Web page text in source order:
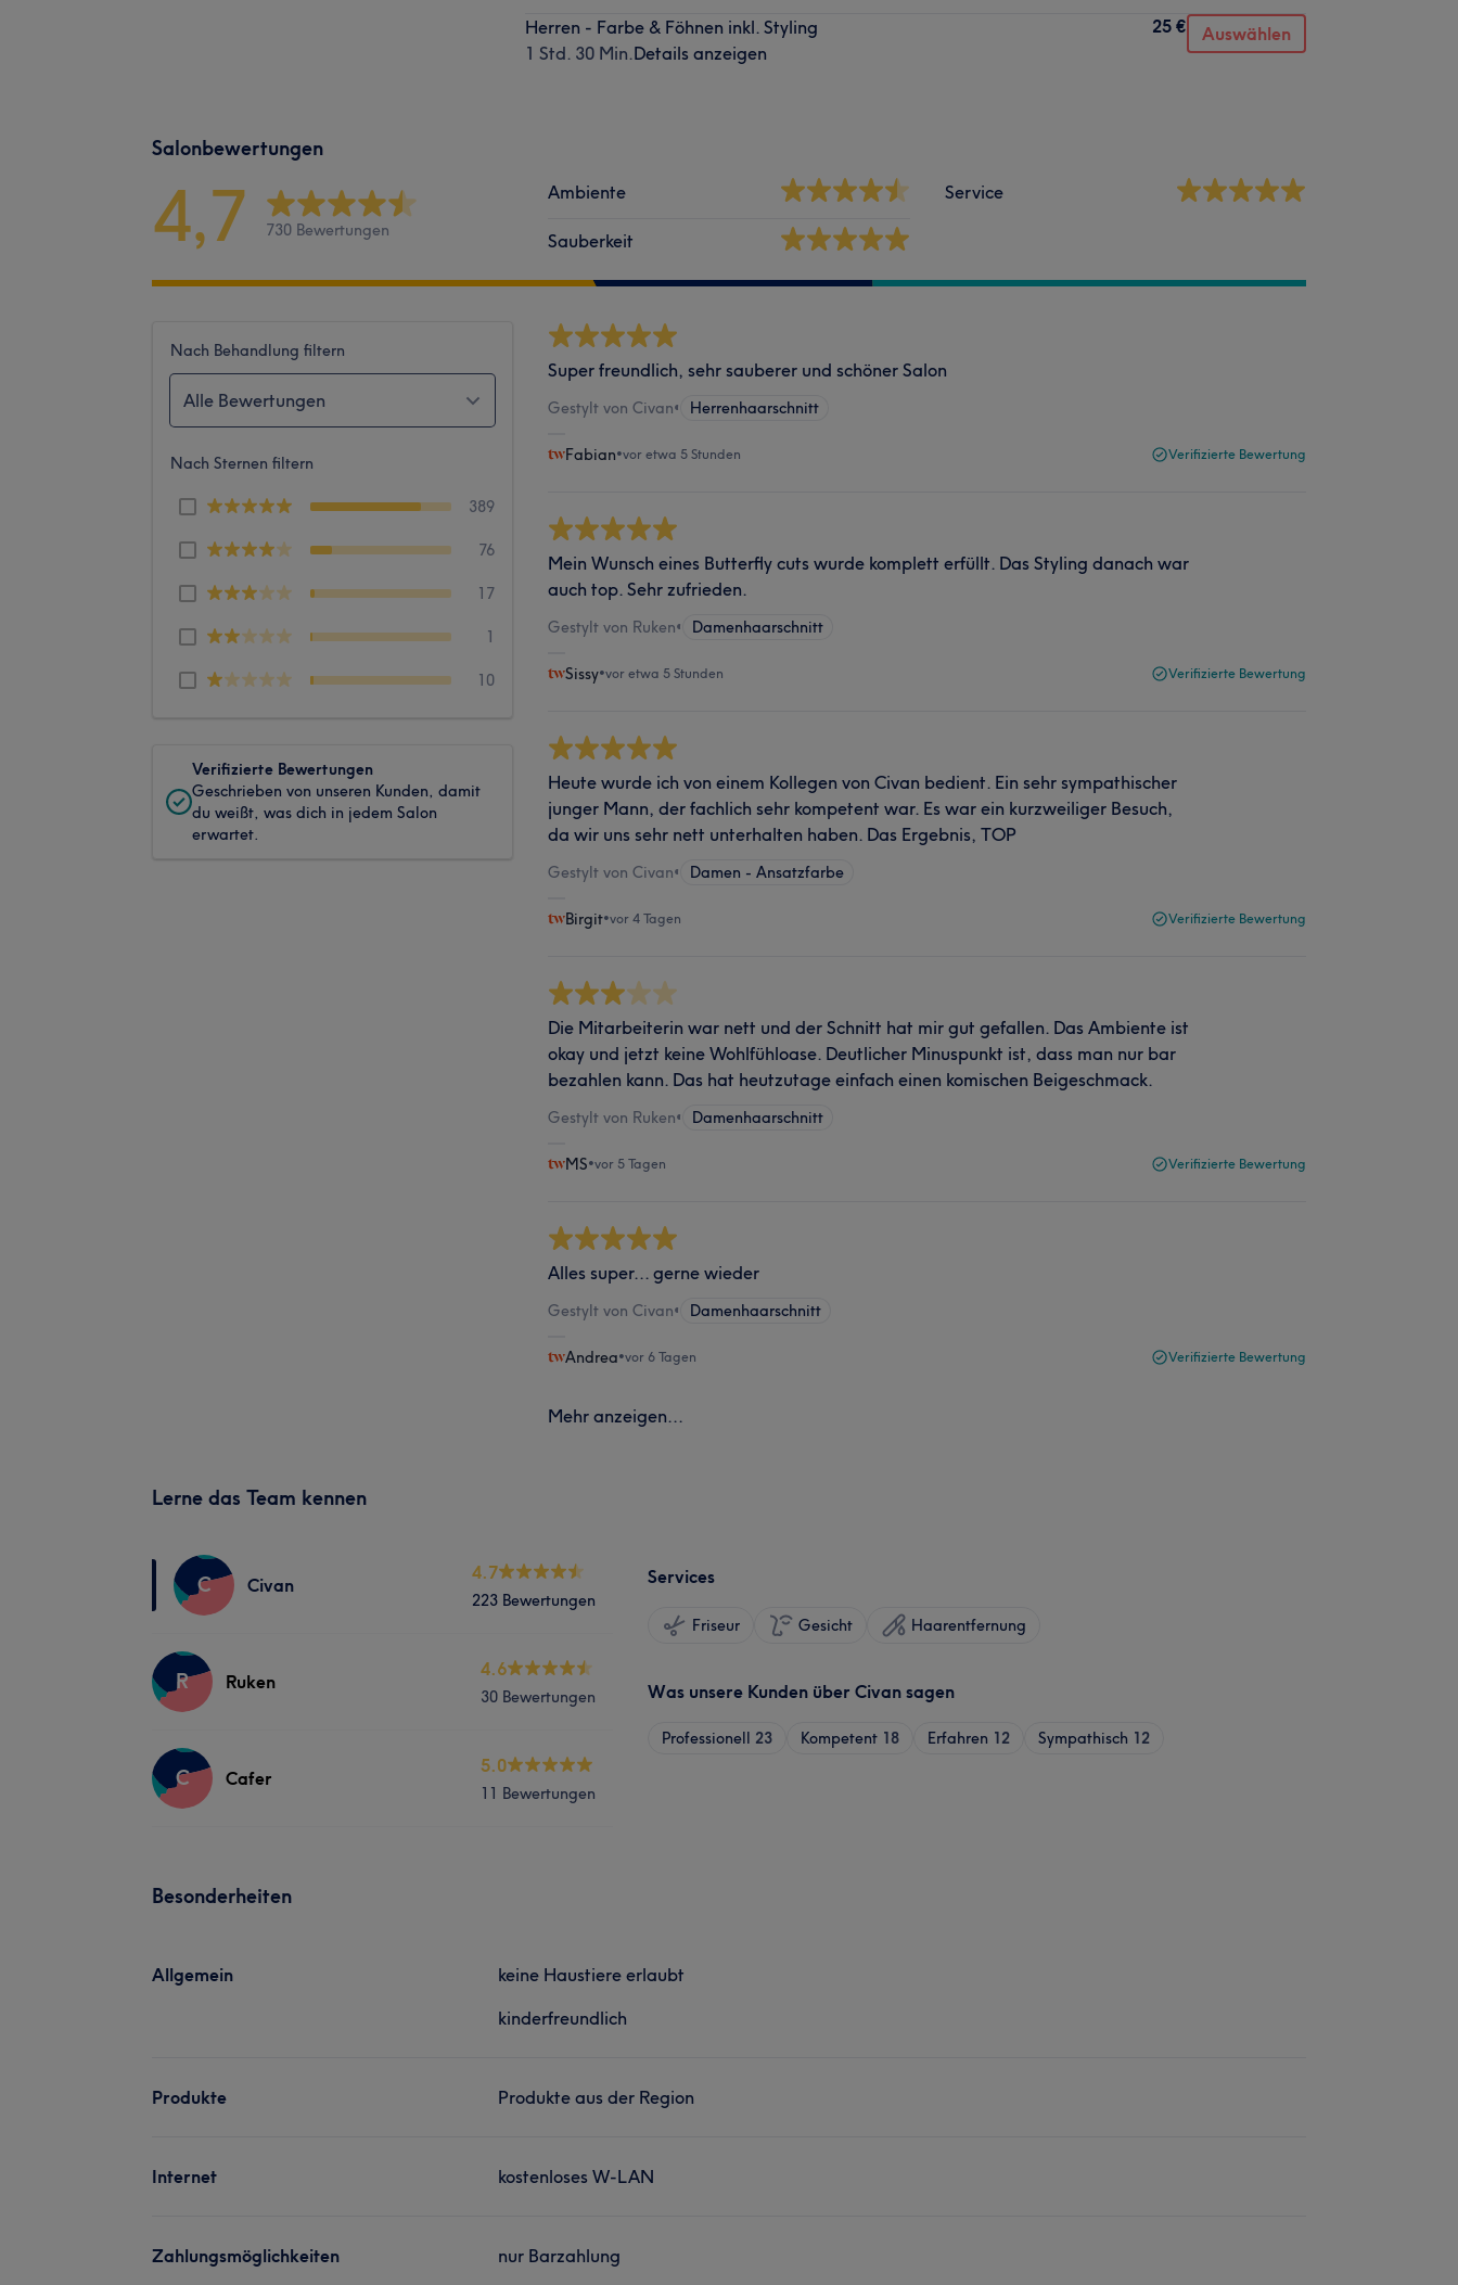
Herren - Farbe & Föhnen inkl. Styling
1 Std. 30 Min.Details anzeigen
25 € Auswählen
Salonbewertungen
4,7 730 Bewertungen
Ambiente
Sauberkeit
Service
Nach Behandlung filtern
Alle Bewertungen
Nach Sternen filtern
389
76
17
1
10
Verifizierte Bewertungen
Geschrieben von unseren Kunden, damit
du weißt, was dich in jedem Salon
erwartet.
Super freundlich, sehr sauberer und schöner Salon
Gestylt von Civan• Herrenhaarschnitt
Fabian•vor etwa 5 Stunden Verifizierte Bewertung
Mein Wunsch eines Butterfly cuts wurde komplett erfüllt. Das Styling danach war
auch top. Sehr zufrieden.
Gestylt von Ruken• Damenhaarschnitt
Sissy•vor etwa 5 Stunden Verifizierte Bewertung
Heute wurde ich von einem Kollegen von Civan bedient. Ein sehr sympathischer
junger Mann, der fachlich sehr kompetent war. Es war ein kurzweiliger Besuch,
da wir uns sehr nett unterhalten haben. Das Ergebnis, TOP
Gestylt von Civan• Damen - Ansatzfarbe
Birgit•vor 4 Tagen Verifizierte Bewertung
Die Mitarbeiterin war nett und der Schnitt hat mir gut gefallen. Das Ambiente ist
okay und jetzt keine Wohlfühloase. Deutlicher Minuspunkt ist, dass man nur bar
bezahlen kann. Das hat heutzutage einfach einen komischen Beigeschmack.
Gestylt von Ruken• Damenhaarschnitt
MS•vor 5 Tagen Verifizierte Bewertung
Alles super... gerne wieder
Gestylt von Civan• Damenhaarschnitt
Andrea•vor 6 Tagen Verifizierte Bewertung
Mehr anzeigen...
Lerne das Team kennen
C Civan
4.7
223 Bewertungen
R Ruken
4.6
30 Bewertungen
C Cafer
5.0
11 Bewertungen
Services
Friseur Gesicht Haarentfernung
Was unsere Kunden über Civan sagen
Professionell 23 Kompetent 18 Erfahren 12 Sympathisch 12
Besonderheiten
Allgemein
keine Haustiere erlaubt
kinderfreundlich
Produkte Produkte aus der Region
Internet kostenloses W-LAN
Zahlungsmöglichkeiten nur Barzahlung